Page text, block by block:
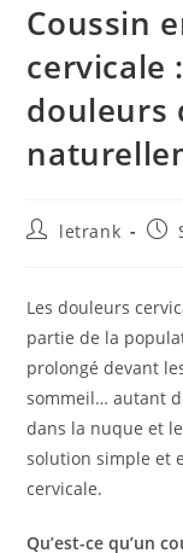
Coussin
cervicale
douleurs
Postletrank
Post
Les douleurs
partie de la
prolongé devant
sommeil… autant
dans la nuque et
solution simple et
cervicale.
Qu’est-ce qu’un